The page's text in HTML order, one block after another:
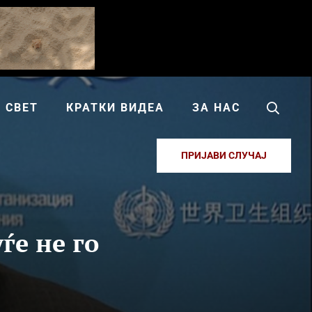
СВЕТ КРАТКИ ВИДЕА ЗА НАС
ПРИЈАВИ СЛУЧАЈ
не го